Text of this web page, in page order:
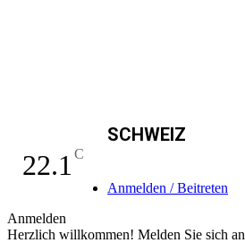
22.1 C
SCHWEIZ
Anmelden / Beitreten
Anmelden
Herzlich willkommen! Melden Sie sich an